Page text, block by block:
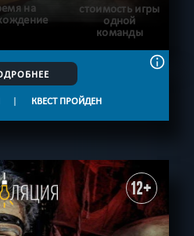
на
стоимость игры
одной
команды
| КВЕСТ ПРОЙДЕН
12+